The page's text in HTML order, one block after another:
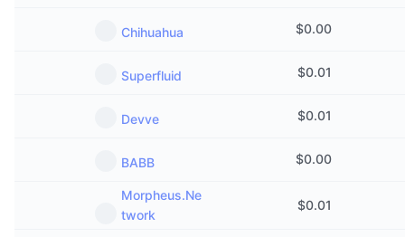
Chihuahua $0.00
Superfluid $0.01
Devve $0.01
BABB $0.00
Morpheus.Ne
twork
$0.01